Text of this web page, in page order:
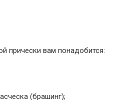
прически вам понадобится:
(брашинг);